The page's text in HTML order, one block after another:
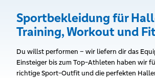
Sportbekleidung für
Training, Workout und
Du willst performen – wir liefern dir das
Einsteiger bis zum Top-Athleten haben wir
richtige Sport-Outfit und die perfekten